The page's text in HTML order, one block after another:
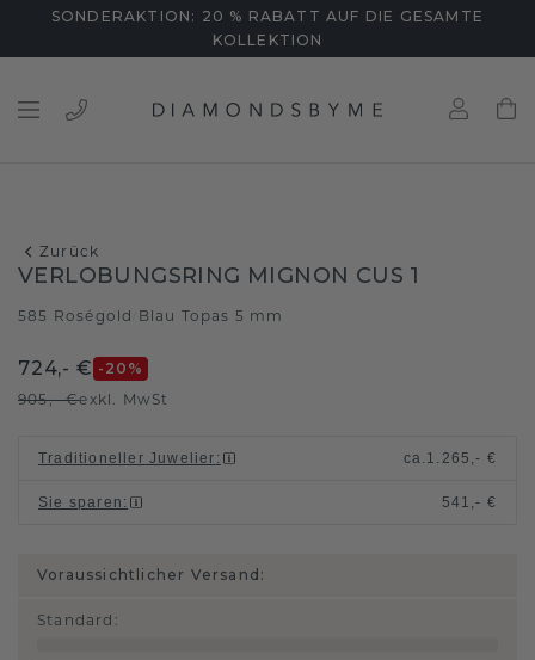
SONDERAKTION: 20 % RABATT AUF DIE GESAMTE
KOLLEKTION
Zurück
VERLOBUNGSRING MIGNON CUS 1
585 Roségold Blau Topas 5 mm
724,- € -20 %
905,- €exkl. MwSt
Traditioneller Juwelier : ca. 1.265,- €
Sie sparen : 541,- €
Voraussichtlicher Versand:
Standard :